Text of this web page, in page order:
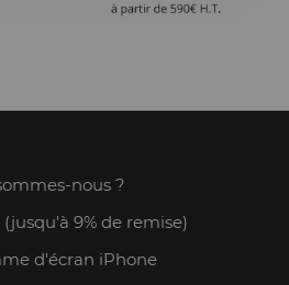
nous ?
9% de remise)
d'écran iPhone